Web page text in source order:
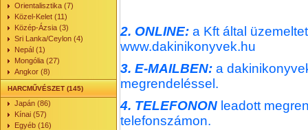
Orientalisztika (7)
Közel-Kelet (11)
Közép-Ázsia (3)
Sri Lanka/Ceylon (4)
Nepál (1)
Mongólia (27)
Angkor (8)
HARCMŰVÉSZET (145)
Japán (86)
Kínai (57)
Egyéb (16)
2. ONLINE: a Kft által
www.dakinikonyvek.hu
3. E-MAILBEN: a
megrendeléssel.
4. TELEFONON leadott
telefonszámon.